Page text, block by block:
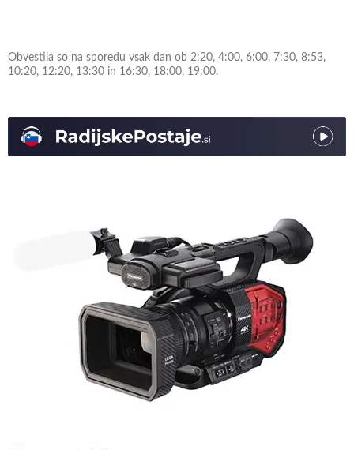
Obvestila so na sporedu vsak dan ob 2:20, 4:00, 6:00, 7:30, 8:53,
10:20, 12:20, 13:30 in 16:30, 18:00, 19:00.